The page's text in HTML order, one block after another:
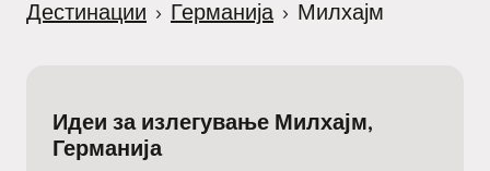
Дестинации › Германија › Милхајм
Идеи за излегување Милхајм,
Германија